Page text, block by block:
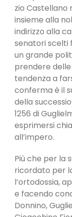
zio Castellano
insieme alla
indirizzo alla
senatori scelti
un grande
prendere delle
tendenza a
conferma è il
della
1256 di
esprimersi
all’impero.
Più che per la
ricordato per
l’ortodossia,
e facendo
Donnino,